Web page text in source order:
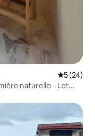
5 (24)
naturelle - Lot